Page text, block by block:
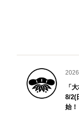
「
8/2(
始！